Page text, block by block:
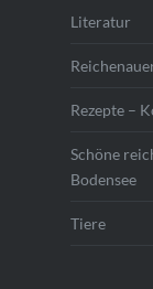
Literatur
Rezepte –
Schöne
Bodensee
Tiere